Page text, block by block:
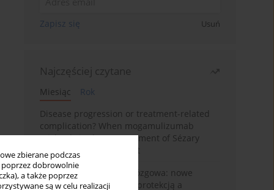
zbierane podczas
poprzez dobrowolnie
a także poprzez
są w celu realizacji
Zapisz się Usuń
Najczęściej czytane
Miesiąc
Rok
Disease progression or treatment-related
complication? When mogamulizumab
misleads in the management of Sézary
syndrome: A case report
BPC-157 i oś jelitowo-mózgowa: nowe
powiązania między cytoprotekcją a